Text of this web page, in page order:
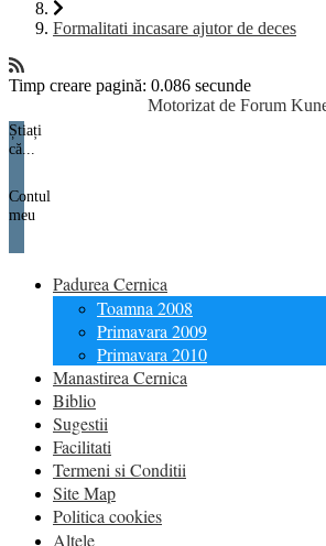
Formalitati incasare ajutor de deces
Timp creare pagină: 0.086 secunde
Motorizat de Forum
Știați
că...
Contul
meu
Padurea Cernica
Toamna 2008
Primavara 2009
Primavara 2010
Manastirea Cernica
Biblio
Sugestii
Facilitati
Termeni si Conditii
Site Map
Politica cookies
Altele